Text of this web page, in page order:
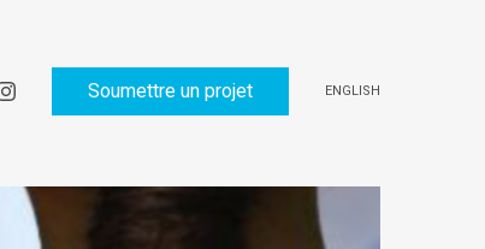
Soumettre un projet ENGLISH